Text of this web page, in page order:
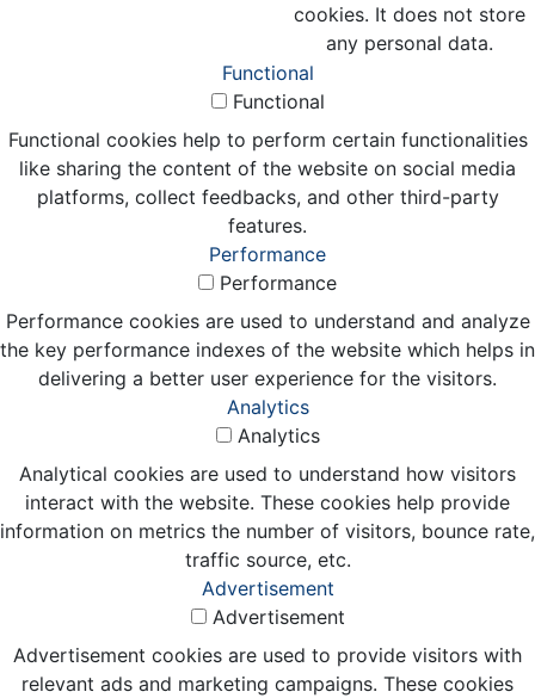
cookies. It does not store
any personal data.
Functional
Functional
Functional cookies help to perform certain functionalities
like sharing the content of the website on social media
platforms, collect feedbacks, and other third-party
features.
Performance
Performance
Performance cookies are used to understand and analyze
the key performance indexes of the website which helps in
delivering a better user experience for the visitors.
Analytics
Analytics
Analytical cookies are used to understand how visitors
interact with the website. These cookies help provide
information on metrics the number of visitors, bounce rate,
traffic source, etc.
Advertisement
Advertisement
Advertisement cookies are used to provide visitors with
relevant ads and marketing campaigns. These cookies